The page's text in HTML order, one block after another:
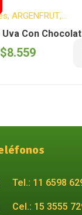
, ARGENFRUT,
Semanales
Uva Con
$8.559
Tel.: 11 6598
Cel.: 15 3555